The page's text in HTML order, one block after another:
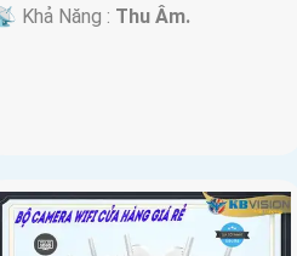
Khả Năng : Thu Âm.